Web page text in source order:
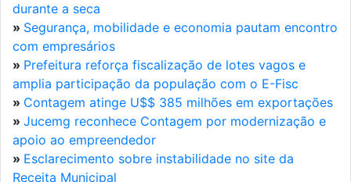
durante a seca
» Segurança, mobilidade e economia pautam encontro
com empresários
» Prefeitura reforça fiscalização de lotes vagos e
amplia participação da população com o E-Fisc
» Contagem atinge U$$ 385 milhões em exportações
» Jucemg reconhece Contagem por modernização e
apoio ao empreendedor
» Esclarecimento sobre instabilidade no site da
Receita Municipal